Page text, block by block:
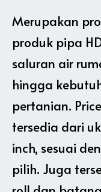
Merupakan
produk pipa
saluran air
hingga
pertanian.
tersedia dari
inch, sesuai
pilih. Juga